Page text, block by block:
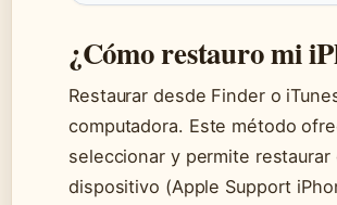
¿Cómo restauro mi
Restaurar desde Finder o
computadora. Este método
seleccionar y permite
dispositivo (Apple Support